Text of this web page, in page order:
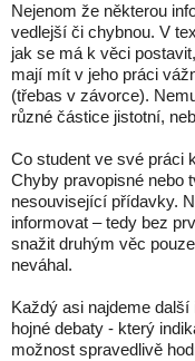
Nejenom že některou
vedlejší či chybnou. V
jak se má k věci
mají mít v jeho práci
(třebas v závorce).
různé částice jistotní,
Co student ve své práci
Chyby pravopisné nebo
nesouvisející přídavky.
informovat – tedy bez
snažit druhým věc
neváhal.
Každý asi najdeme
hojné debaty - který
možnost spravedlivě